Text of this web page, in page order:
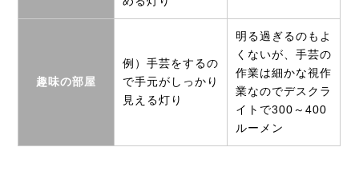
趣味の部屋
例）手芸をするの
で手元がしっかり
見える灯り
明る過ぎるのもよ
くないが、手芸の
作業は細かな視作
業なのでデスクラ
イトで300～400
ルーメン